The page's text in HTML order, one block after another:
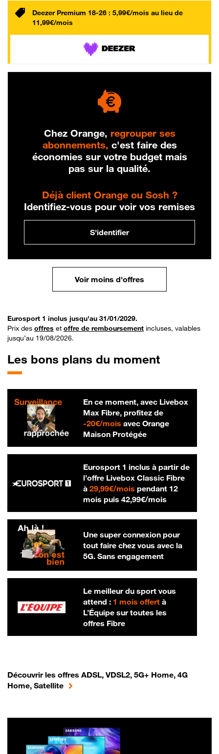
Deezer Premium 18-26 : 5,99€/mois au lieu de
11,99€/mois
Chez Orange, regrouper ses
abonnements, c'est faire des
économies sur votre budget mais
pas sur la qualité.
Déjà client Orange ou Sosh ?
Identifiez-vous pour voir vos remises
S'identifier
Voir moins d'offres
Eurosport 1 inclus jusqu'au 31/01/2029.
Prix des offres et offre de remboursement incluses, valables
jusqu’au 19/08/2026.
Les bons plans du moment
En ce moment, avec Livebox
Max Fibre, profitez de
-20€/mois20 € par mois
avec Orange
Maison Protégée
Eurosport 1 inclus à partir de
l’offre Livebox Classic Fibre
à 29,99€/mois29,99 € par mois
pendant 12
mois puis 42,99€/mois42,99 € par
Une super connexion pour
tout faire chez vous avec la
5G. Sans engagement
Le meilleur du sport vous
attend : 1 mois offertà
L’Équipe sur toutes les
offres Fibre
Découvrir les offres ADSL, VDSL2, 5G+ Home, 4G
Home, Satellite